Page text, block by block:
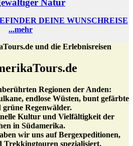
Natur
DEINE WUNSCHREISE
...mehr
Regionen der Anden:
endlose Wüsten, bunt gefärbte
grüne Regenwälder.
Kultur und Vielfältigkeit der
in Südamerika.
wir uns auf Bergexpeditionen,
Trekkingtouren spezialisiert.